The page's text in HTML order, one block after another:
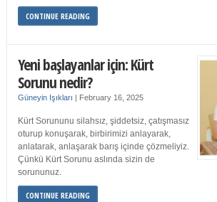
CONTINUE READING
Yeni başlayanlar için: Kürt
Sorunu nedir?
Güneyin Işıkları | February 16, 2025
Kürt Sorununu silahsız, şiddetsiz, çatışmasız
oturup konuşarak, birbirimizi anlayarak,
anlatarak, anlaşarak barış içinde çözmeliyiz.
Çünkü Kürt Sorunu aslında sizin de
sorununuz.
CONTINUE READING